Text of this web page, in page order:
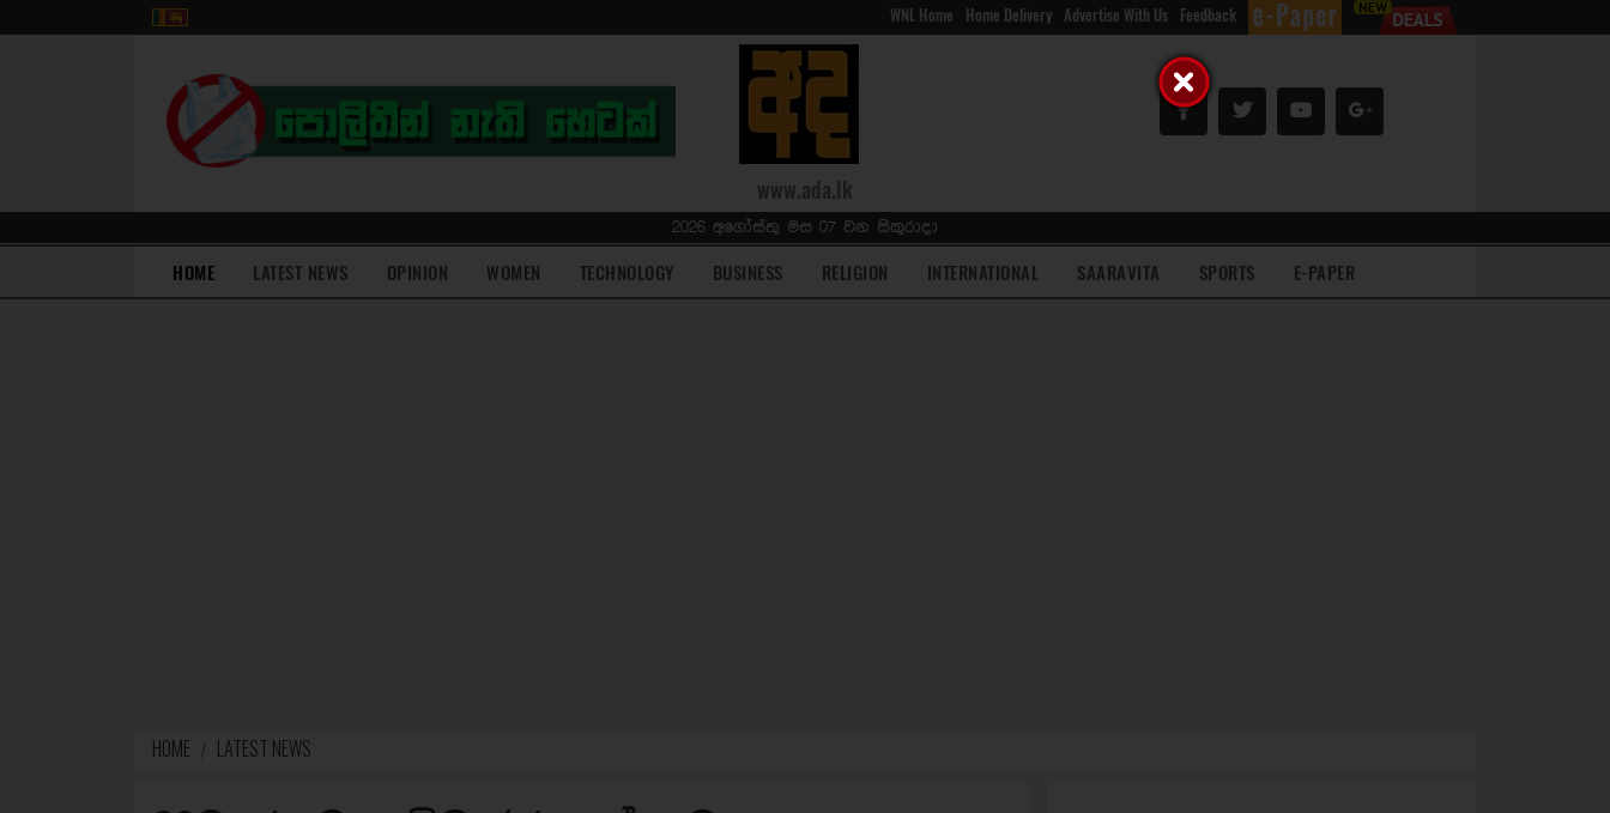
WNL Home Home Delivery Advertise With Us Feedback
www.ada.lk
2026 අගෝස්තු මස 07 වන සිකුරාදා
HOME(current)LATEST NEWS OPINION WOMEN TECHNOLOGY BUSINESS RELIGION INTERNATIONAL SAARAVITA SPORTS E-PAPER
HOME LATEST NEWS